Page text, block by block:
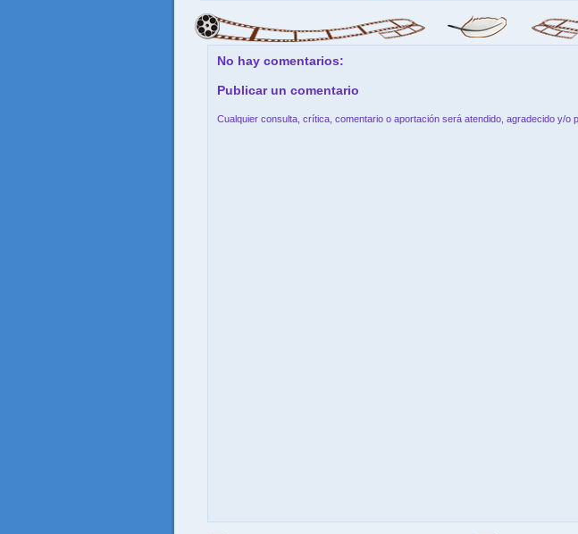
No hay comentarios:
Publicar un comentario
Cualquier consulta, crítica, comentario o aportación será atendido, agradecido y/o